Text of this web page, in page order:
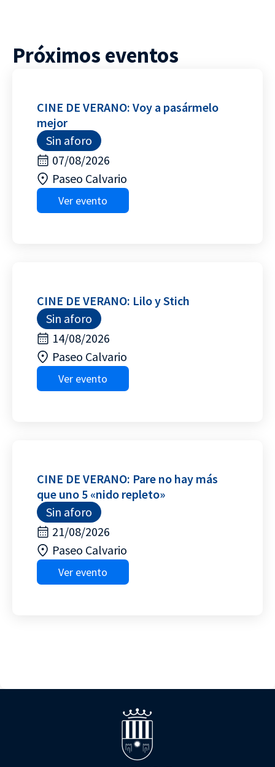
Próximos eventos
CINE DE VERANO: Voy a pasármelo
mejor
Sin aforo
07/08/2026
Paseo Calvario
Ver evento
CINE DE VERANO: Lilo y Stich
Sin aforo
14/08/2026
Paseo Calvario
Ver evento
CINE DE VERANO: Pare no hay más
que uno 5 «nido repleto»
Sin aforo
21/08/2026
Paseo Calvario
Ver evento